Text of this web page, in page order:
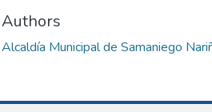
Authors
Alcaldía Municipal de Samaniego